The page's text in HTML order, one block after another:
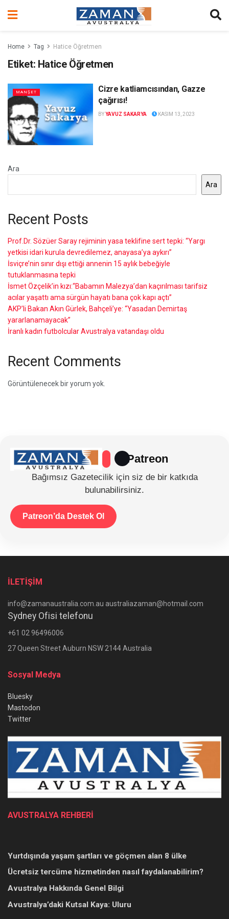
Home Tag Hatice Öğretmen
Etiket: Hatice Öğretmen
MANŞET
Cizre katliamcısından, Gazze
çağırısı!
BYYAVUZ SAKARYA KASIM 13, 2023
Ara
Ara
Recent Posts
Prof.Dr. Sözüer Saray rejiminin yasa teklifine sert tepki: “Yargı
yetkisi idari kurula devredilemez, anayasa’ya aykırı”
İsviçre’nin sınır dışı ettiği annenin 15 aylık bebeğiyle
tutuklanmasına tepki
İsmet Özçelik’in kızı:“Babamın Malezya’dan kaçırılması tarifsiz
acılar yaşattı ama sürgün hayatı bana çok kapı açtı”
AKP’li Bakan Akın Gürlek, Bahçeli’ye: “Yasadan Demirtaş
yararlanamayacak”
İranlı kadın futbolcular Avustralya vatandaşı oldu
Recent Comments
Görüntülenecek bir yorum yok.
Patreon
Bağımsız Gazetecilik için siz de bir katkıda
bulunabilirsiniz.
Patreon’da Destek Ol
İLETİŞİM
info@zamanaustralia.com.au australiazaman@hotmail.com
Sydney Ofisi telefonu
+61 02 96496006
27 Queen Street Auburn NSW 2144 Australia
Sosyal Medya
Bluesky
Mastodon
Twitter
AVUSTRALYA REHBERİ
Yurtdışında yaşam şartları ve göçmen alan 8 ülke
Ücretsiz tercüme hizmetinden nasıl faydalanabilirim?
Avustralya Hakkında Genel Bilgi
Avustralya’daki Kutsal Kaya: Uluru